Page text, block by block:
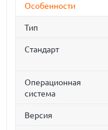
Особенности
Тип
Стандарт
Операционная
система
Версия